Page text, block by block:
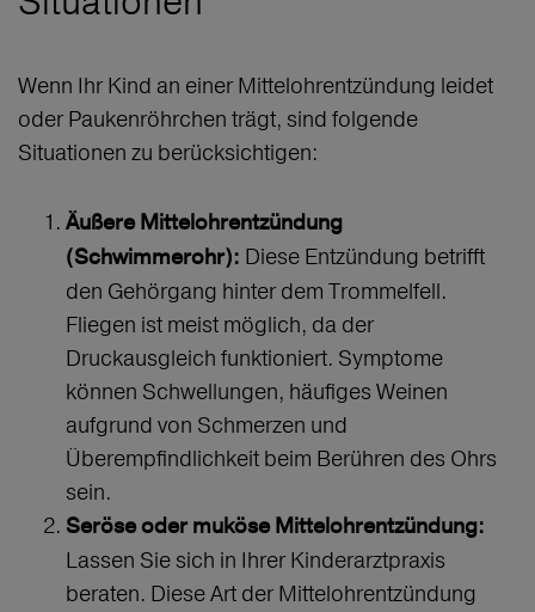
Wenn Ihr Kind an einer Mittelohrentzündung leidet
oder Paukenröhrchen trägt, sind folgende
Situationen zu berücksichtigen:
Äußere Mittelohrentzündung
(Schwimmerohr): Diese Entzündung betrifft
den Gehörgang hinter dem Trommelfell.
Fliegen ist meist möglich, da der
Druckausgleich funktioniert. Symptome
können Schwellungen, häufiges Weinen
aufgrund von Schmerzen und
Überempfindlichkeit beim Berühren des Ohrs
sein.
Seröse oder muköse Mittelohrentzündung:
Lassen Sie sich in Ihrer Kinderarztpraxis
beraten. Diese Art der Mittelohrentzündung